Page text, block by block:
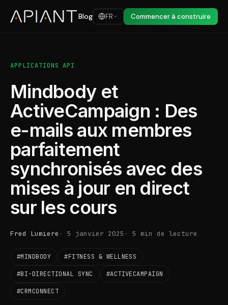
Blog FR Commencer à construire
APPLICATIONS API
Mindbody et
ActiveCampaign : Des
e-mails aux membres
parfaitement
synchronisés avec des
mises à jour en direct
sur les cours
Fred Lumiere 5 janvier 2025 5 min de lecture
#MINDBODY #FITNESS & WELLNESS
#BI-DIRECTIONAL SYNC #ACTIVECAMPAIGN
#CRMCONNECT